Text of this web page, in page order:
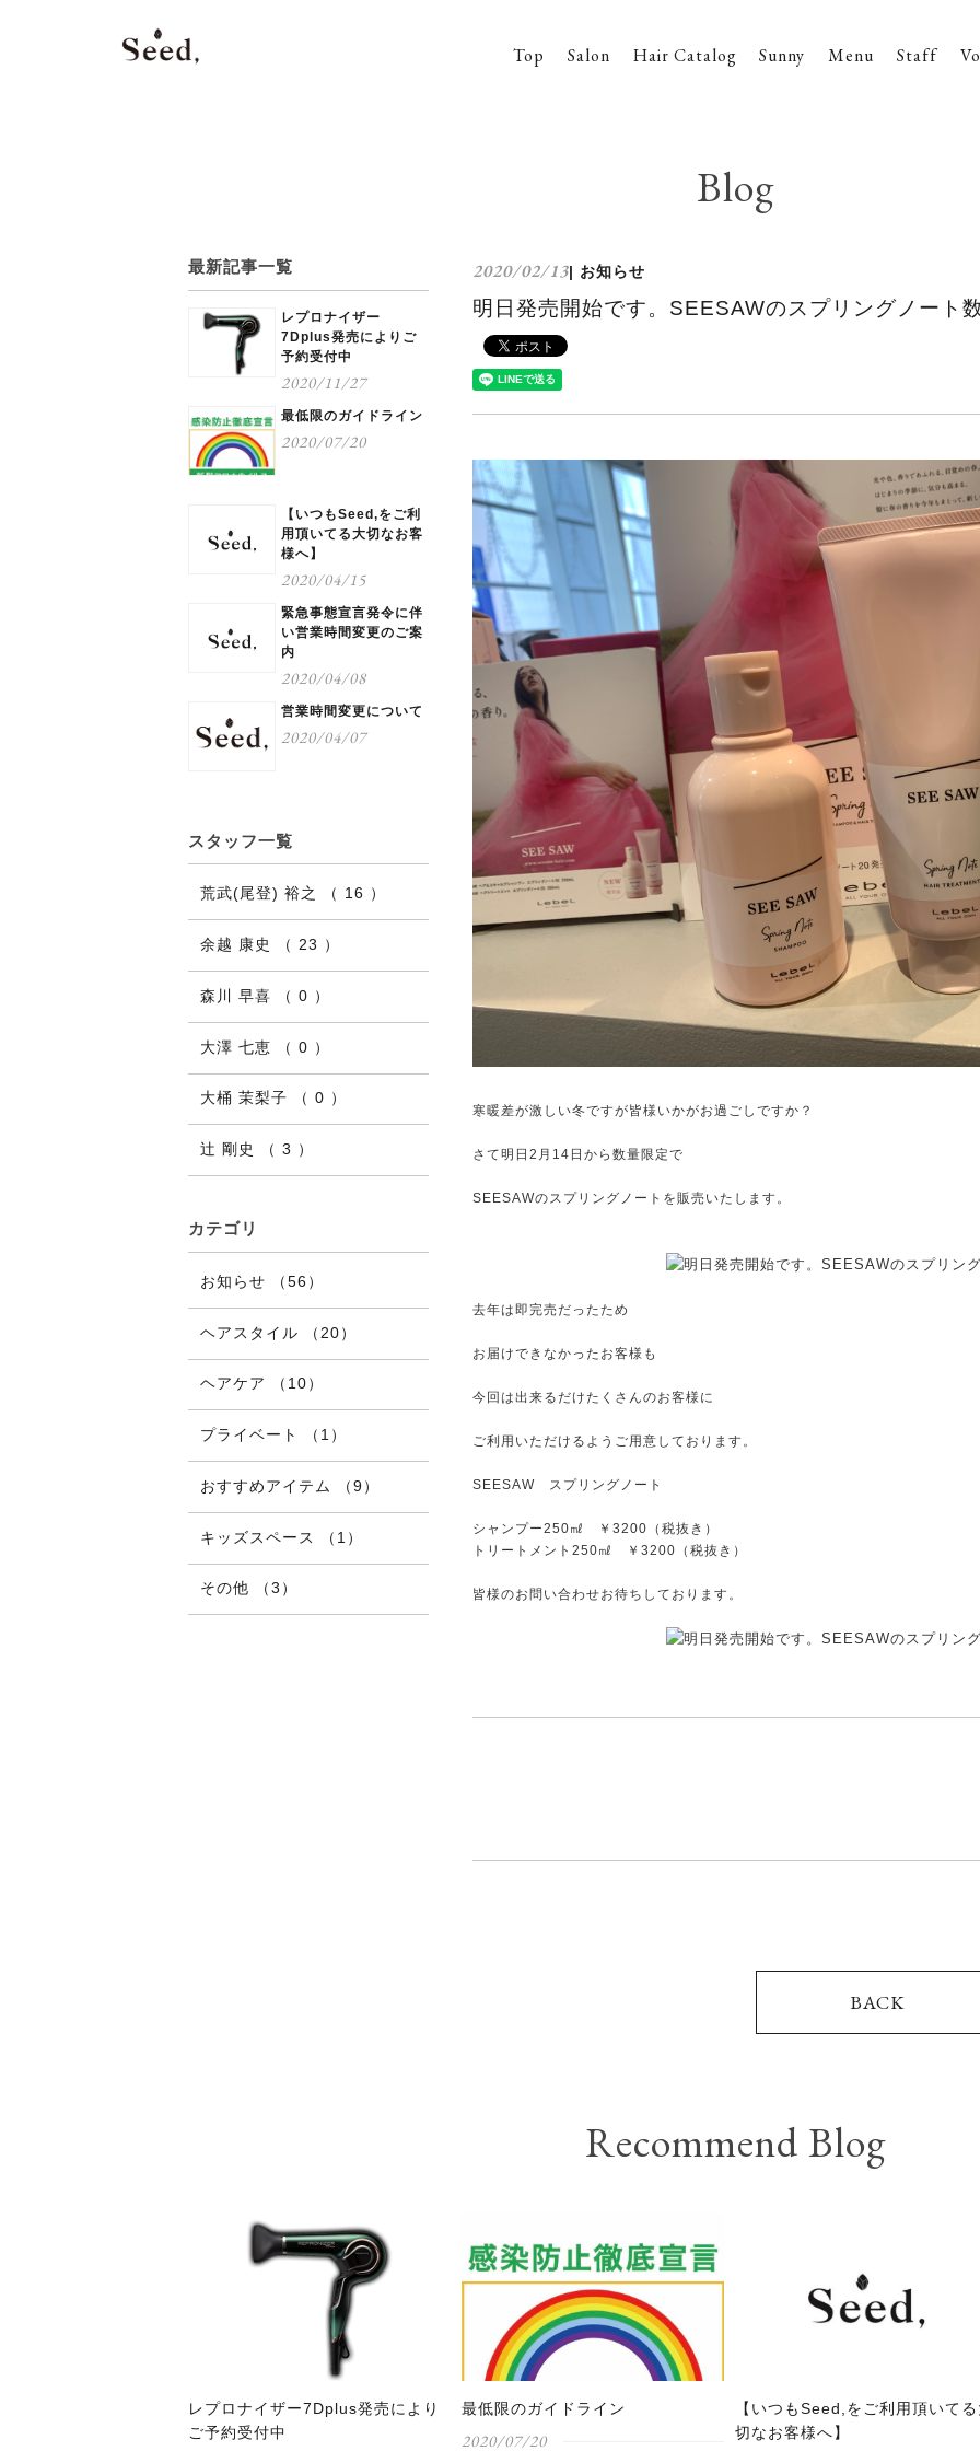
Top Salon Hair Catalog Sunny Menu Staff
Blog
2020/02/13| お知らせ
明日発売開始です。SEESAWのスプリングノート
寒暖差が激しい冬ですが皆様いかがお過ごしですか？
さて明日2月14日から数量限定で
SEESAWのスプリングノートを販売いたします。
去年は即完売だったため
お届けできなかったお客様も
今回は出来るだけたくさんのお客様に
ご利用いただけるようご用意しております。
SEESAW スプリングノート
シャンプー250㎖ ￥3200（税抜き）
トリートメント250㎖ ￥3200（税抜き）
皆様のお問い合わせお待ちしております。
BACK
最新記事一覧
レプロナイザー
7Dplus発売によりご
予約受付中
2020/11/27
最低限のガイドライン
2020/07/20
【いつもSeed,をご利
用頂いてる大切なお客
様へ】
2020/04/15
緊急事態宣言発令に伴
い営業時間変更のご案
内
2020/04/08
営業時間変更について
2020/04/07
スタッフ一覧
荒武(尾登) 裕之 （ 16 ）
余越 康史 （ 23 ）
森川 早喜 （ 0 ）
大澤 七恵 （ 0 ）
大桶 茉梨子 （ 0 ）
辻 剛史 （ 3 ）
カテゴリ
お知らせ （56）
ヘアスタイル （20）
ヘアケア （10）
プライベート （1）
おすすめアイテム （9）
キッズスペース （1）
その他 （3）
Recommend Blog
レプロナイザー7Dplus発売により
ご予約受付中
最低限のガイドライン
2020/07/20
【いつもSeed,をご利用頂いてる
切なお客様へ】